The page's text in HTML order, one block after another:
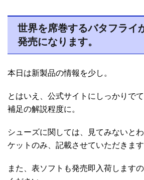
世界を席巻するバタフライ
発売になります。
本日は新製品の情報を少し。
とはいえ、公式サイトにしっかりで
補足の解説程度に。
シューズに関しては、見てみないと
ケットのみ、記載させていただきます
また、表ソフトも発売即入荷します